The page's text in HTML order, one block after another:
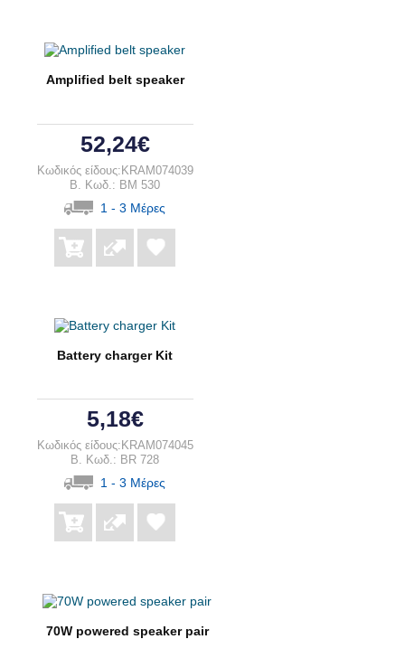
Amplified belt speaker
52,24€
Κωδικός είδους:KRAM074039
B. Κωδ.: BM 530
1 - 3 Μέρες
Battery charger Kit
5,18€
Κωδικός είδους:KRAM074045
B. Κωδ.: BR 728
1 - 3 Μέρες
70W powered speaker pair